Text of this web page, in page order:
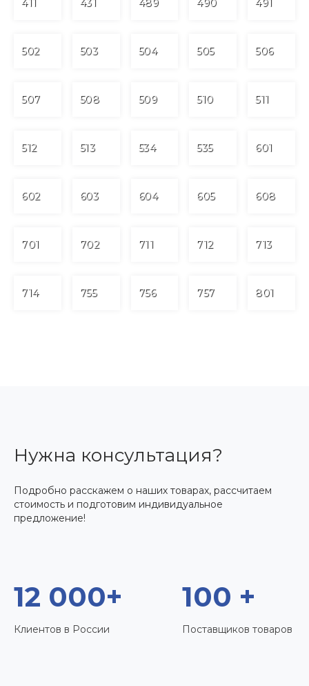
411 431 489 490 491
502 503 504 505 506
507 508 509 510 511
512 513 534 535 601
602 603 604 605 608
701 702 711 712 713
714 755 756 757 801
Нужна консультация?
Подробно расскажем о наших товарах, рассчитаем
стоимость и подготовим индивидуальное
предложение!
12 000+
Клиентов в России
100 +
Поставщиков товаров